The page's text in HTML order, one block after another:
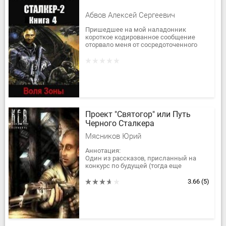
Абвов Алексей Сергеевич
Пришедшее на мой наладонник
короткое кодированное сообщение
оторвало меня от сосредоточенного
Проект "Святогор" или Путь
Черного Сталкера
Мясников Юрий
Аннотация:
Один из рассказов, присланный на
конкурс по будущей (тогда еще
самый худший.
3.66 (5)